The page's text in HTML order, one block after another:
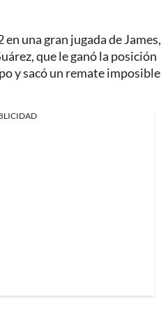
una gran jugada de James,
que le ganó la posición
y sacó un remate imposible